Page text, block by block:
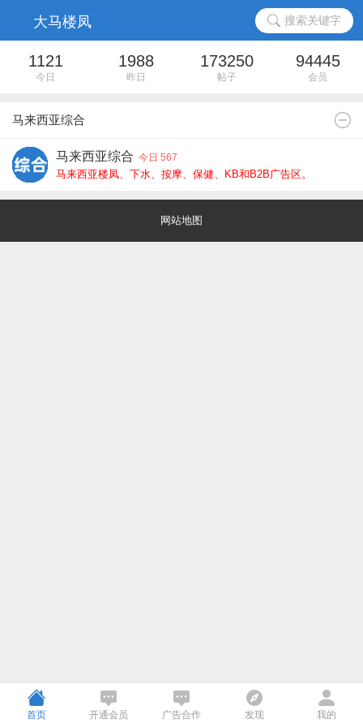
搜索关键字
1121
今日
1988
昨日
173250
帖子
94445
会员
马来西亚综合
马来西亚综合 今日 567
马来西亚楼凤、下水、按摩、保健、KB和B2B广告区。
网站地图
首页 开通会员 广告合作 发现 我的